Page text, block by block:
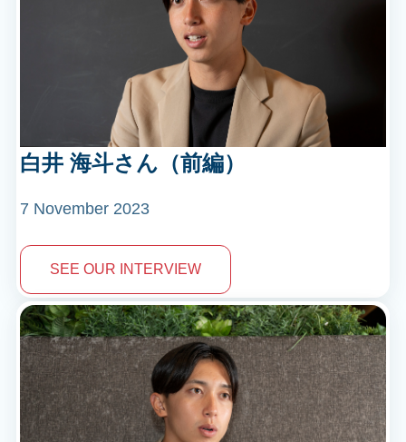
白井 海斗さん（前編）
7 November 2023
SEE OUR INTERVIEW